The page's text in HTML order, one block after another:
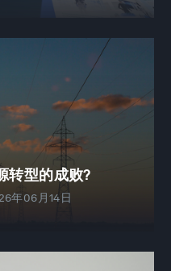
转型的成败?
年06月14日